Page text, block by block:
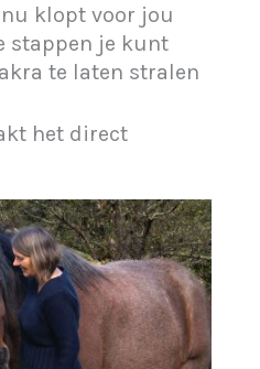
klopt voor jou
stappen je kunt
te laten stralen
het direct